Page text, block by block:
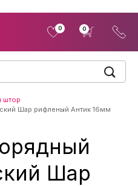
0 0
штор
Шар рифленый Антик 16мм
Шар